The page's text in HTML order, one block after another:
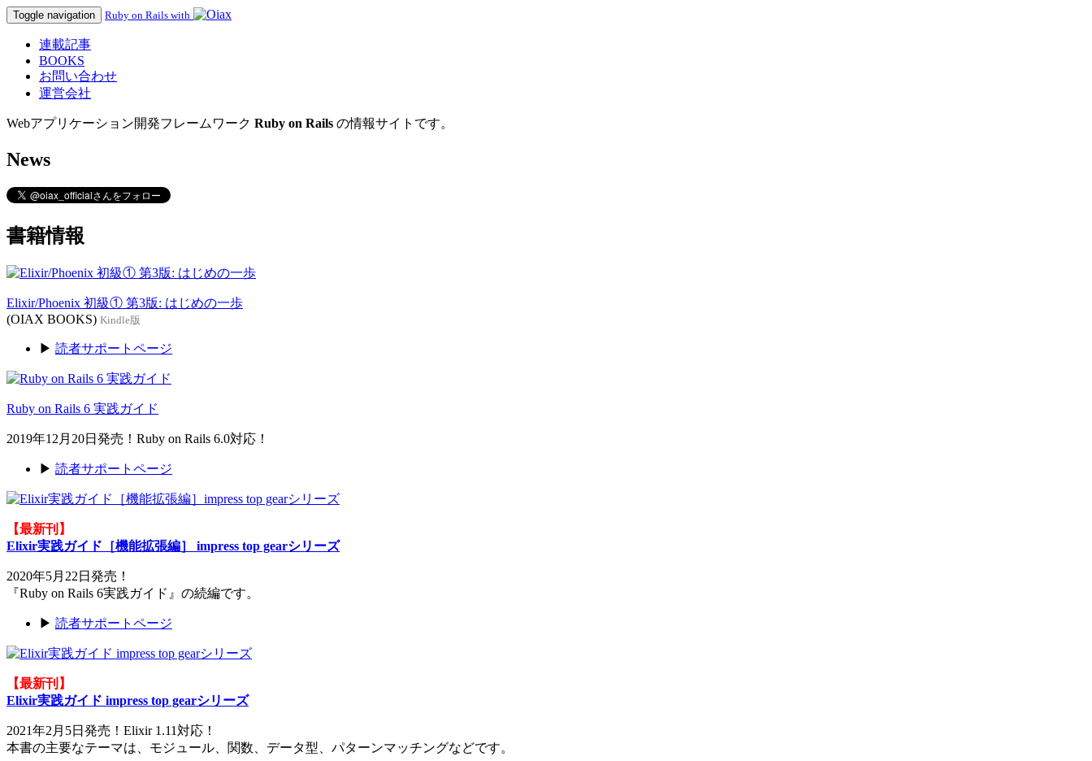
Toggle navigation Ruby on Rails with
連載記事
BOOKS
お問い合わせ
運営会社
Webアプリケーション開発フレームワーク Ruby on Rails の情報サイトです。
News
書籍情報
Elixir/Phoenix 初級① 第3版: はじめの一歩
(OIAX BOOKS) Kindle版
▶ 読者サポートページ
Ruby on Rails 6 実践ガイド
2019年12月20日発売！Ruby on Rails 6.0対応！
▶ 読者サポートページ
【最新刊】
Elixir実践ガイド［機能拡張編］ impress top gearシリーズ
2020年5月22日発売！
『Ruby on Rails 6実践ガイド』の続編です。
▶ 読者サポートページ
【最新刊】
Elixir実践ガイド impress top gearシリーズ
2021年2月5日発売！Elixir 1.11対応！
本書の主要なテーマは、モジュール、関数、データ型、パターンマッチングなどです。